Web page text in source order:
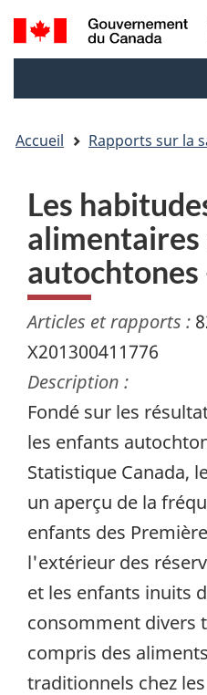
Recherche
et
Accueil Rapports sur la
Les
alimentaires
autochtones
Articles et rapports :
X201300411776
Description :
Fondé sur les
les enfants
Statistique Canada,
un aperçu de la
enfants des
l'extérieur des
et les enfants inuits
consomment divers
compris des
traditionnels chez